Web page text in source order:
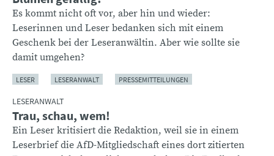
Es kommt nicht oft vor, aber hin und wieder:
Leserinnen und Leser bedanken sich mit einem
Geschenk bei der Leseranwältin. Aber wie sollte sie
damit umgehen?
LESER LESERANWALT PRESSEMITTEILUNGEN
LESERANWALT
Trau, schau, wem!
Ein Leser kritisiert die Redaktion, weil sie in einem
Leserbrief die AfD-Mitgliedschaft eines dort zitierten